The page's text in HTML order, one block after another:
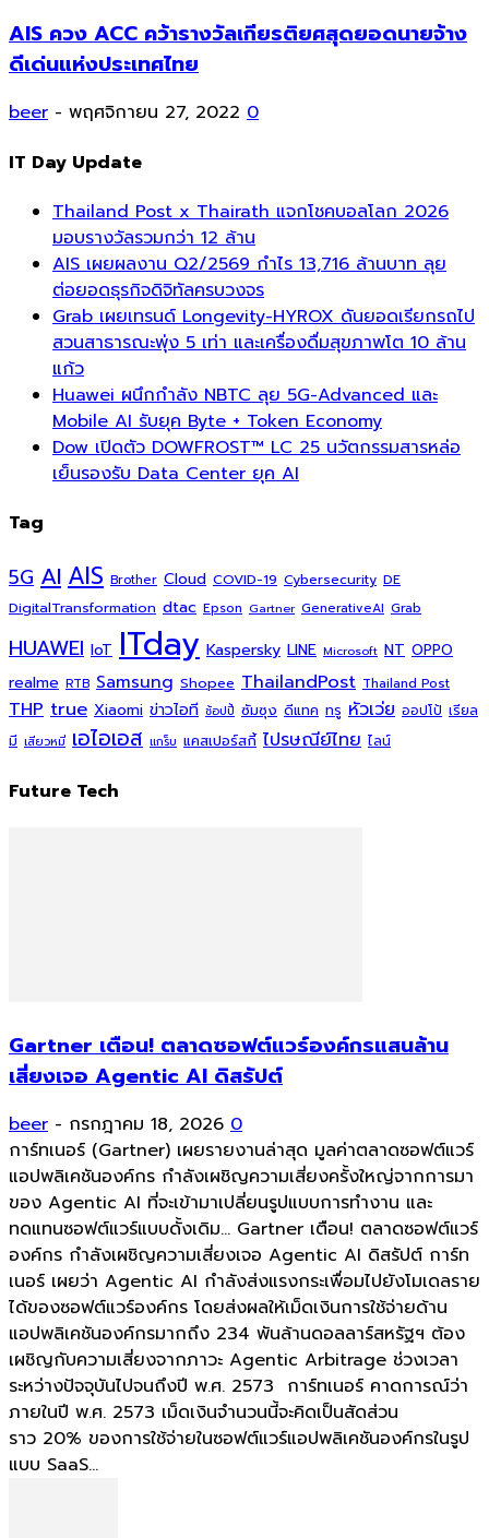
AIS ควง ACC คว้ารางวัลเกียรติยศสุดยอดนายจ้าง
ดีเด่นแห่งประเทศไทย
beer - พฤศจิกายน 27, 2022 0
IT Day Update
Thailand Post x Thairath แจกโชคบอลโลก 2026
มอบรางวัลรวมกว่า 12 ล้าน
AIS เผยผลงาน Q2/2569 กำไร 13,716 ล้านบาท ลุย
ต่อยอดธุรกิจดิจิทัลครบวงจร
Grab เผยเทรนด์ Longevity-HYROX ดันยอดเรียกรถไป
สวนสาธารณะพุ่ง 5 เท่า และเครื่องดื่มสุขภาพโต 10 ล้าน
แก้ว
Huawei ผนึกกำลัง NBTC ลุย 5G-Advanced และ
Mobile AI รับยุค Byte + Token Economy
Dow เปิดตัว DOWFROST™ LC 25 นวัตกรรมสารหล่อ
เย็นรองรับ Data Center ยุค AI
Tag
5G AI AIS Brother Cloud COVID-19 Cybersecurity DE
DigitalTransformation dtac Epson Gartner GenerativeAI Grab
HUAWEI IoT ITday Kaspersky LINE Microsoft NT OPPO
realme RTB Samsung Shopee ThailandPost Thailand Post
THP true Xiaomi ข่าวไอที ช้อปปี้ ซัมซุง ดีแทค ทรู หัวเว่ย ออปโป้ เรียล
มี เสียวหมี่ เอไอเอส แกร็บ แคสเปอร์สกี้ ไปรษณีย์ไทย ไลน์
Future Tech
Gartner เตือน! ตลาดซอฟต์แวร์องค์กรแสนล้าน
เสี่ยงเจอ Agentic AI ดิสรัปต์
beer - กรกฎาคม 18, 2026 0
การ์ทเนอร์ (Gartner) เผยรายงานล่าสุด มูลค่าตลาดซอฟต์แวร์
แอปพลิเคชันองค์กร กำลังเผชิญความเสี่ยงครั้งใหญ่จากการมา
ของ Agentic AI ที่จะเข้ามาเปลี่ยนรูปแบบการทำงาน และ
ทดแทนซอฟต์แวร์แบบดั้งเดิม... Gartner เตือน! ตลาดซอฟต์แวร์
องค์กร กำลังเผชิญความเสี่ยงเจอ Agentic AI ดิสรัปต์ การ์ท
เนอร์ เผยว่า Agentic AI กำลังส่งแรงกระเพื่อมไปยังโมเดลราย
ได้ของซอฟต์แวร์องค์กร โดยส่งผลให้เม็ดเงินการใช้จ่ายด้าน
แอปพลิเคชันองค์กรมากถึง 234 พันล้านดอลลาร์สหรัฐฯ ต้อง
เผชิญกับความเสี่ยงจากภาวะ Agentic Arbitrage ช่วงเวลา
ระหว่างปัจจุบันไปจนถึงปี พ.ศ. 2573 การ์ทเนอร์ คาดการณ์ว่า
ภายในปี พ.ศ. 2573 เม็ดเงินจำนวนนี้จะคิดเป็นสัดส่วน
ราว 20% ของการใช้จ่ายในซอฟต์แวร์แอปพลิเคชันองค์กรในรูป
แบบ SaaS...